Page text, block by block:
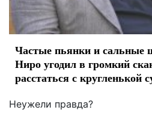
Частые пьянки и сальные
Ниро угодил в громкий
расстаться с кругленькой
Неужели правда?